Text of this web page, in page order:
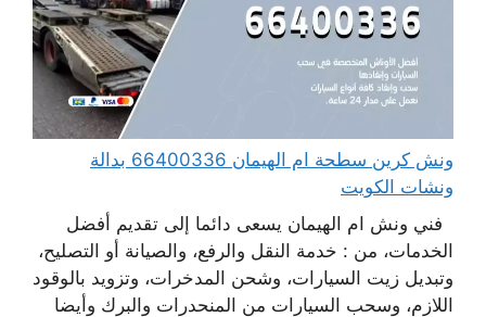
ونش كرين سطحة ام الهيمان 66400336 بدالة
ونشات الكويت
فني ونش ام الهيمان يسعى دائما إلى تقديم أفضل
الخدمات، من : خدمة النقل والرفع، والصيانة أو التصليح،
وتبديل زيت السيارات، وشحن المدخرات، وتزويد بالوقود
اللازم، وسحب السيارات من المنحدرات والبرك وأيضا